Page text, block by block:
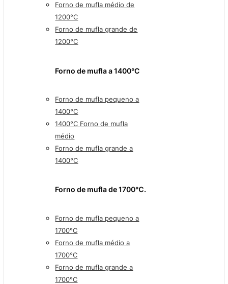
Forno de mufla médio de
1200°C
Forno de mufla grande de
1200°C
Forno de mufla a 1400°C
Forno de mufla pequeno a
1400°C
1400°C Forno de mufla
médio
Forno de mufla grande a
1400°C
Forno de mufla de 1700℃.
Forno de mufla pequeno a
1700°C
Forno de mufla médio a
1700°C
Forno de mufla grande a
1700°C